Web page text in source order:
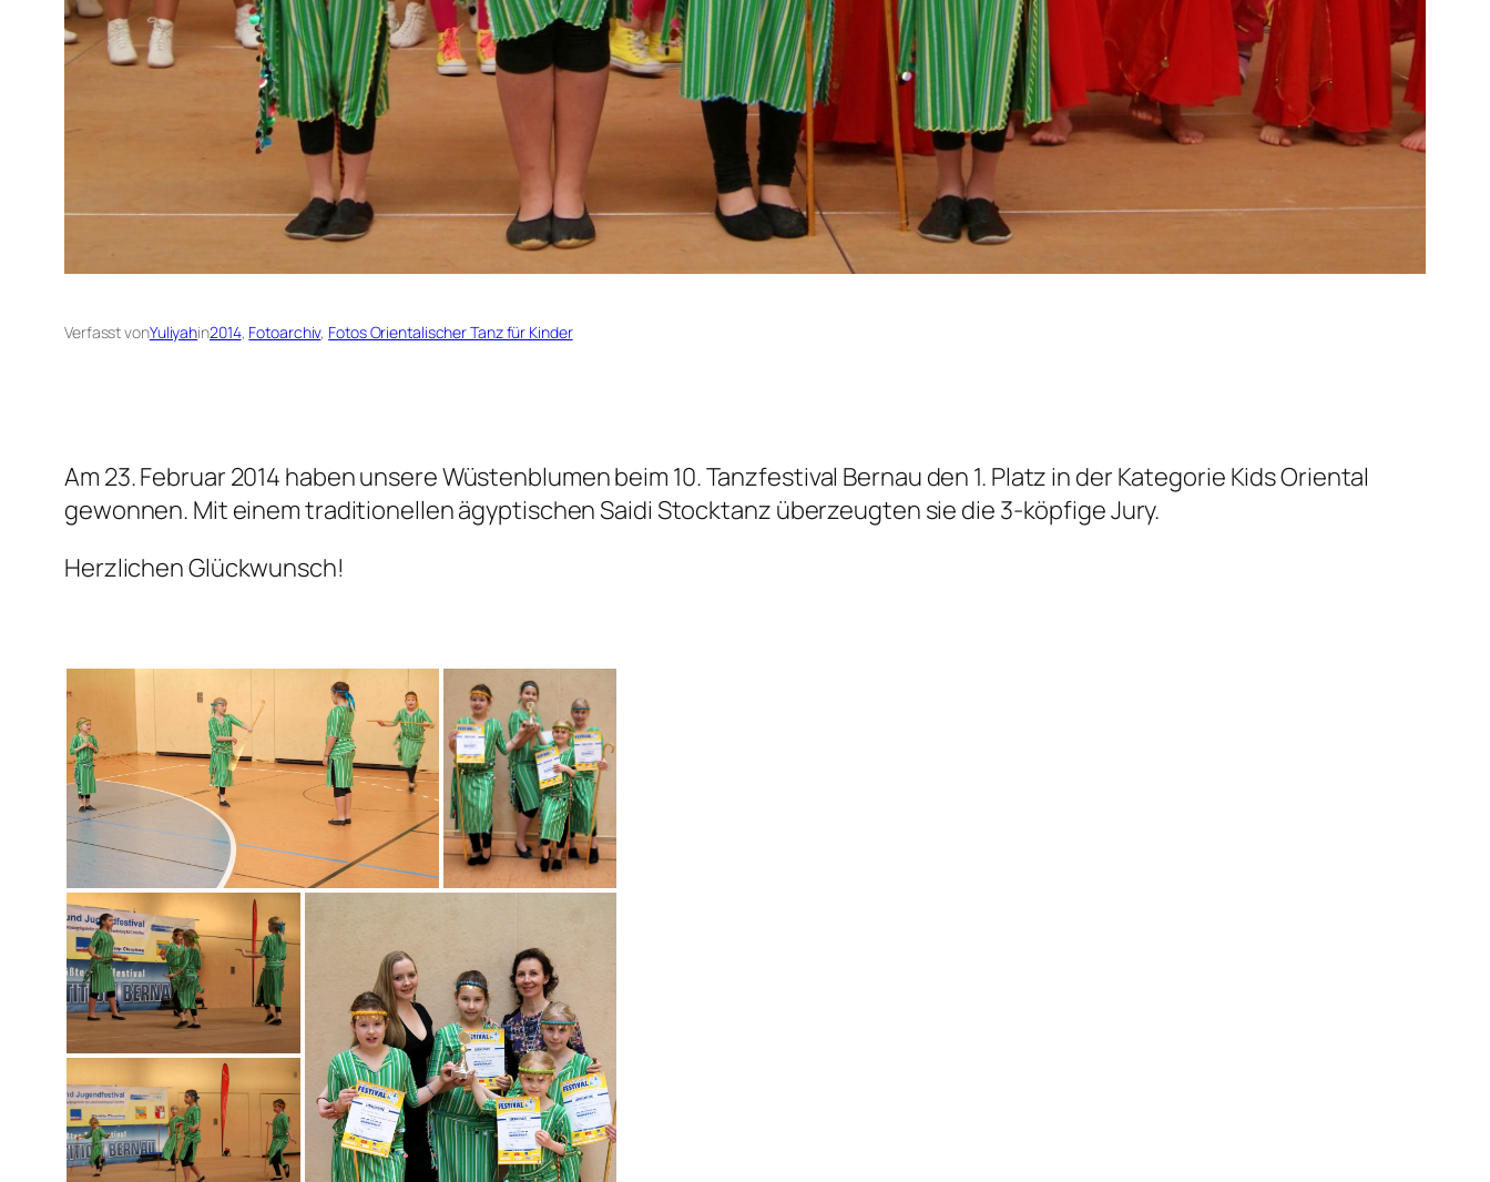
Verfasst vonYuliyahin2014, Fotoarchiv, Fotos Orientalischer Tanz für Kinder
Am 23. Februar 2014 haben unsere Wüstenblumen beim 10. Tanzfestival Bernau den 1. Platz in der Kategorie Kids Oriental
gewonnen. Mit einem traditionellen ägyptischen Saidi Stocktanz überzeugten sie die 3-köpfige Jury.
Herzlichen Glückwunsch!